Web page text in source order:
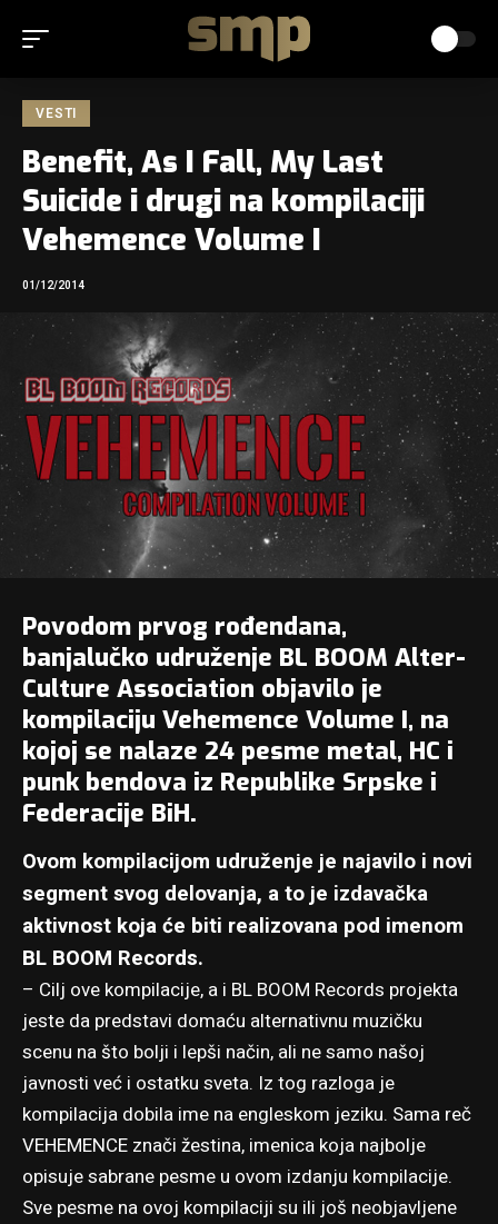
VESTI
Benefit, As I Fall, My Last
Suicide i drugi na kompilaciji
Vehemence Volume I
01/12/2014
Povodom prvog rođendana,
banjalučko udruženje BL BOOM Alter-
Culture Association objavilo je
kompilaciju Vehemence Volume I, na
kojoj se nalaze 24 pesme metal, HC i
punk bendova iz Republike Srpske i
Federacije BiH.
Ovom kompilacijom udruženje je najavilo i novi
segment svog delovanja, a to je izdavačka
aktivnost koja će biti realizovana pod imenom
BL BOOM Records.
– Cilj ove kompilacije, a i BL BOOM Records projekta
jeste da predstavi domaću alternativnu muzičku
scenu na što bolji i lepši način, ali ne samo našoj
javnosti već i ostatku sveta. Iz tog razloga je
kompilacija dobila ime na engleskom jeziku. Sama reč
VEHEMENCE znači žestina, imenica koja najbolje
opisuje sabrane pesme u ovom izdanju kompilacije.
Sve pesme na ovoj kompilaciji su ili još neobjavljene